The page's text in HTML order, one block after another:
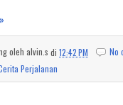
oleh alvin.s di 12:42 PM
No
Perjalanan